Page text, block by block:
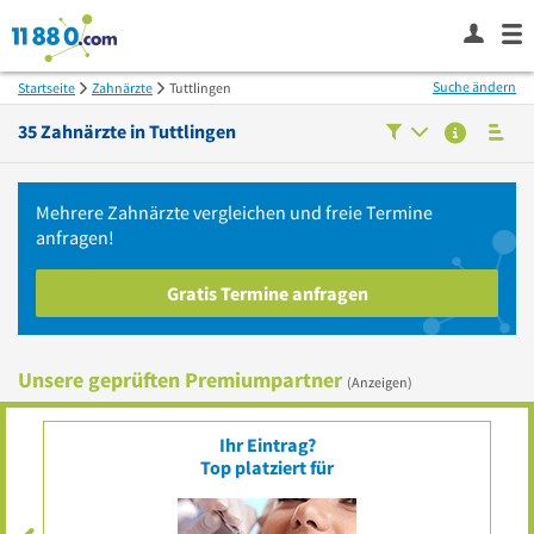
Startseite Zahnärzte Tuttlingen
35Zahnärzte inTuttlingen
Suche ändern
MehrereZahnärztevergleichen und freie Termine
anfragen!
Gratis Termine anfragen
Unsere geprüften Premiumpartner (Anzeigen)
Ihr Eintrag?
Top platziert für